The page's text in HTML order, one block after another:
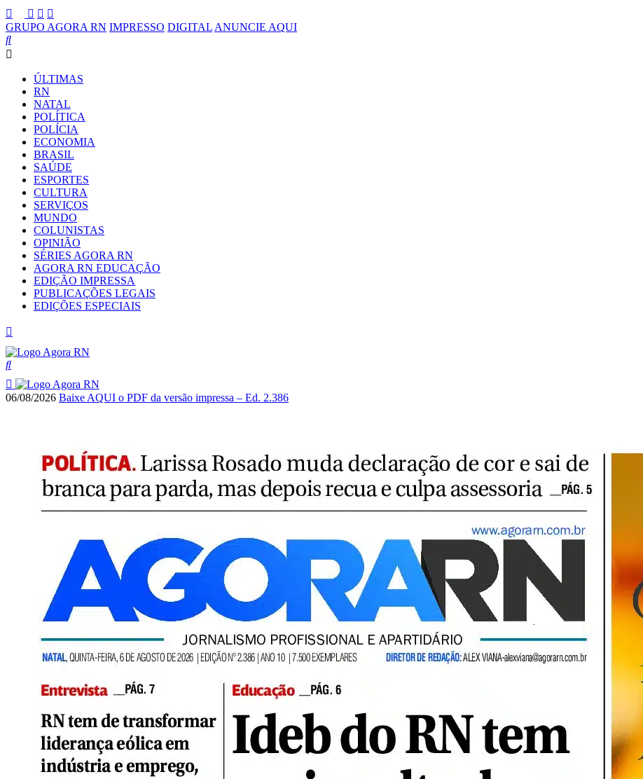
GRUPO AGORA RN IMPRESSO DIGITAL ANUNCIE AQUI
ÚLTIMAS
RN
NATAL
POLÍTICA
POLÍCIA
ECONOMIA
BRASIL
SAÚDE
ESPORTES
CULTURA
SERVIÇOS
MUNDO
COLUNISTAS
OPINIÃO
SÉRIES AGORA RN
AGORA RN EDUCAÇÃO
EDIÇÃO IMPRESSA
PUBLICAÇÕES LEGAIS
EDIÇÕES ESPECIAIS
06/08/2026 Baixe AQUI o PDF da versão impressa – Ed. 2.386